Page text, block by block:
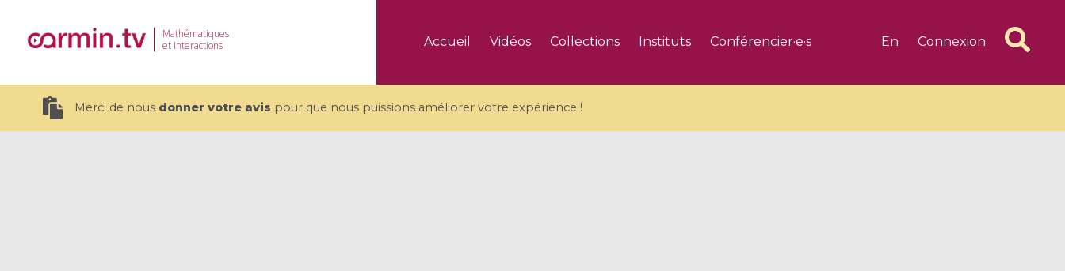
Mathématiques
et Interactions
Accueil Vidéos Collections Instituts Conférencier·e·s En Connexion
Merci de nous donner votre avis pour que nous puissions améliorer votre expérience !